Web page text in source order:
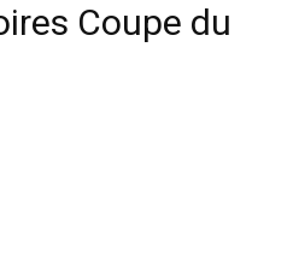
Coupe du